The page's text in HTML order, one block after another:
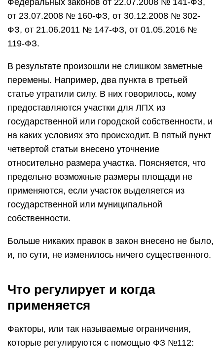
Федеральных законов от 22.07.2008 № 141-ФЗ,
от 23.07.2008 № 160-ФЗ, от 30.12.2008 № 302-
ФЗ, от 21.06.2011 № 147-ФЗ, от 01.05.2016 №
119-ФЗ.
В результате произошли не слишком заметные
перемены. Например, два пункта в третьей
статье утратили силу. В них говорилось, кому
предоставляются участки для ЛПХ из
государственной или городской собственности, и
на каких условиях это происходит. В пятый пункт
четвертой статьи внесено уточнение
относительно размера участка. Поясняется, что
предельно возможные размеры площади не
применяются, если участок выделяется из
государственной или муниципальной
собственности.
Больше никаких правок в закон внесено не было,
и, по сути, не изменилось ничего существенного.
Что регулирует и когда
применяется
Факторы, или так называемые ограничения,
которые регулируются с помощью ФЗ №112: